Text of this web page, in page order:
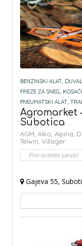
BENZINSKI ALAT,
FREZE ZA SNEG,
PNEUMATSKI ALAT,
Agromarket
Subotica
AGM, Alko, Alpina,
Telwin, Villager
Prvi ocenite servis!
Gajeva 55,